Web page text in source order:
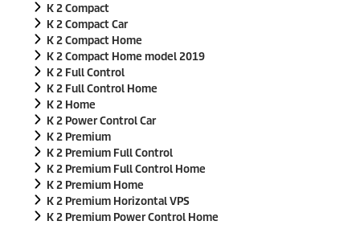
K 2 Compact
K 2 Compact Car
K 2 Compact Home
K 2 Compact Home model 2019
K 2 Full Control
K 2 Full Control Home
K 2 Home
K 2 Power Control Car
K 2 Premium
K 2 Premium Full Control
K 2 Premium Full Control Home
K 2 Premium Home
K 2 Premium Horizontal VPS
K 2 Premium Power Control Home